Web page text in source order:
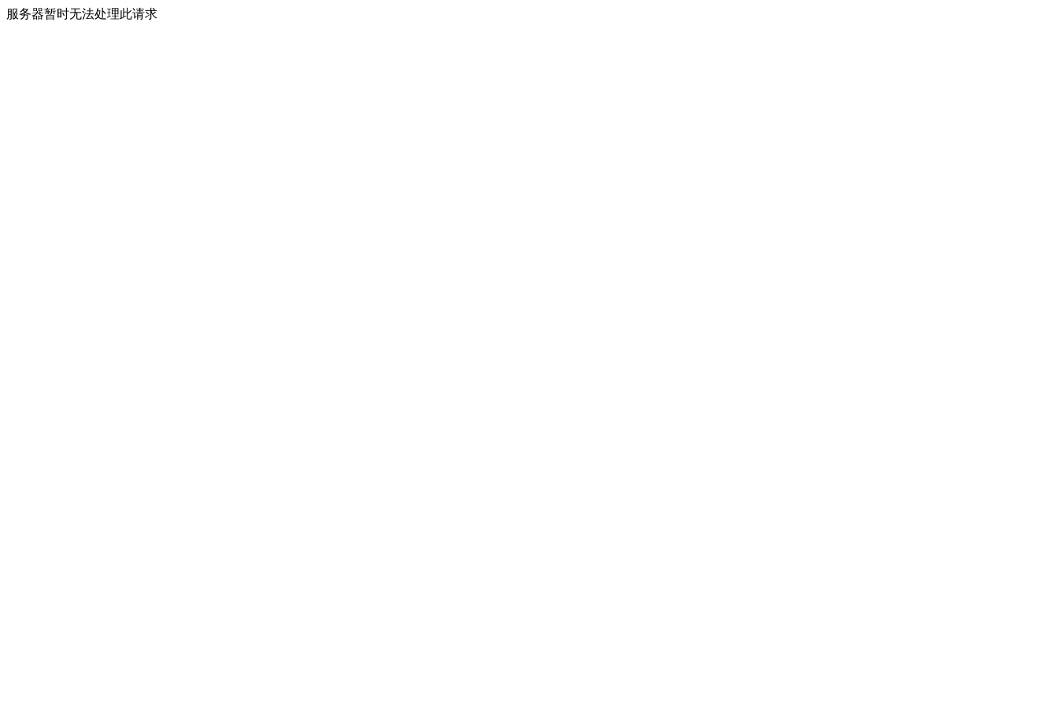
服务器暂时无法处理此请求